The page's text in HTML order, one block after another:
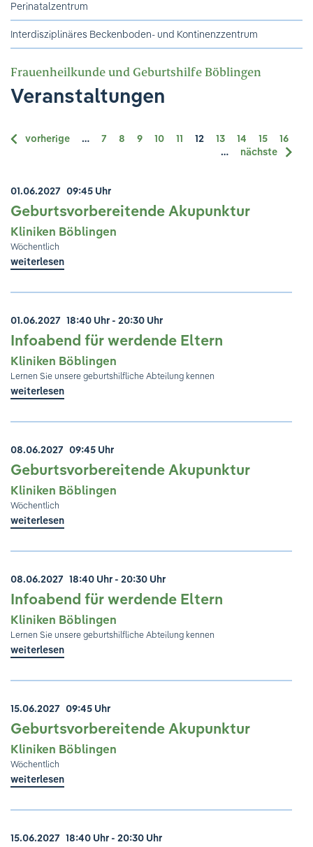
Perinatalzentrum
Interdisziplinäres Beckenboden- und Kontinenzzentrum
Frauenheilkunde und Geburtshilfe Böblingen
Veranstaltungen
vorherige … 7 8 9 10 11 12 13 14 15
16
…
nächste
01.06.2027 09:45 Uhr
Geburtsvorbereitende Akupunktur
Kliniken Böblingen
Wöchentlich
weiterlesen
01.06.2027 18:40 Uhr - 20:30 Uhr
Infoabend für werdende Eltern
Kliniken Böblingen
Lernen Sie unsere geburtshilfliche Abteilung kennen
weiterlesen
08.06.2027 09:45 Uhr
Geburtsvorbereitende Akupunktur
Kliniken Böblingen
Wöchentlich
weiterlesen
08.06.2027 18:40 Uhr - 20:30 Uhr
Infoabend für werdende Eltern
Kliniken Böblingen
Lernen Sie unsere geburtshilfliche Abteilung kennen
weiterlesen
15.06.2027 09:45 Uhr
Geburtsvorbereitende Akupunktur
Kliniken Böblingen
Wöchentlich
weiterlesen
15.06.2027 18:40 Uhr - 20:30 Uhr